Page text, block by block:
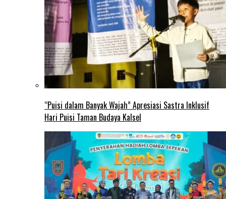
“Puisi dalam Banyak Wajah” Apresiasi Sastra Inklusif
Hari Puisi Taman Budaya Kalsel